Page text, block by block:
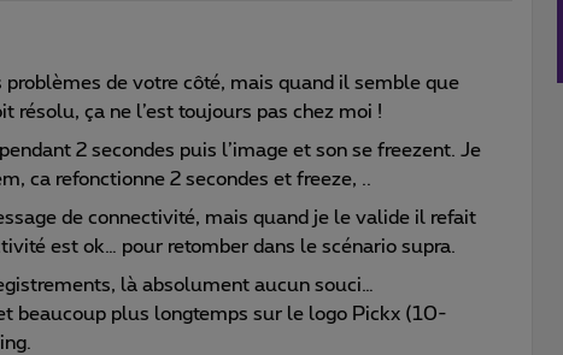
problèmes de votre côté, mais quand il semble que
résolu, ça ne l’est toujours pas chez moi !
2 secondes puis l’image et son se freezent. Je
ca refonctionne 2 secondes et freeze, ..
de connectivité, mais quand je le valide il refait
est ok… pour retomber dans le scénario supra.
là absolument aucun souci…
beaucoup plus longtemps sur le logo Pickx (10-